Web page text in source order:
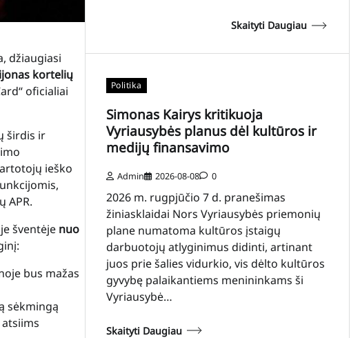
džiaugiasi
kortelių
oficialiai
širdis ir
ieško
APR.
šventėje nuo
bus mažas
sėkmingą
Skaityti Daugiau
Politika
Simonas Kairys kritikuoja
Vyriausybės planus dėl kultūros ir
medijų finansavimo
Admin 2026-08-08 0
2026 m. rugpjūčio 7 d. pranešimas
žiniasklaidai Nors Vyriausybės priemonių
plane numatoma kultūros įstaigų
darbuotojų atlyginimus didinti, artinant
juos prie šalies vidurkio, vis dėlto kultūros
gyvybę palaikantiems menininkams ši
Vyriausybė…
Skaityti Daugiau